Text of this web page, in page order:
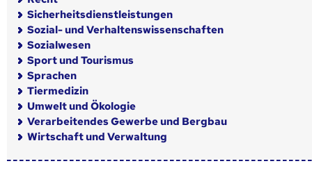
Sicherheitsdienstleistungen
Sozial- und Verhaltenswissenschaften
Sozialwesen
Sport und Tourismus
Sprachen
Tiermedizin
Umwelt und Ökologie
Verarbeitendes Gewerbe und Bergbau
Wirtschaft und Verwaltung